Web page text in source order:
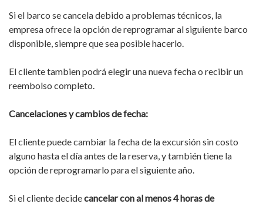
Si el barco se cancela debido a problemas técnicos, la
empresa ofrece la opción de reprogramar al siguiente barco
disponible, siempre que sea posible hacerlo.
El cliente tambien podrá elegir una nueva fecha o recibir un
reembolso completo.
Cancelaciones y cambios de fecha:
El cliente puede cambiar la fecha de la excursión sin costo
alguno hasta el día antes de la reserva, y también tiene la
opción de reprogramarlo para el siguiente año.
Si el cliente decidecancelar con al menos 4 horas de